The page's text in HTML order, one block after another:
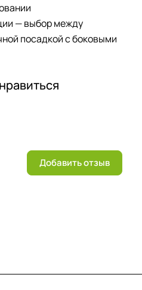
— выбор между
посадкой с боковыми
Добавить отзыв